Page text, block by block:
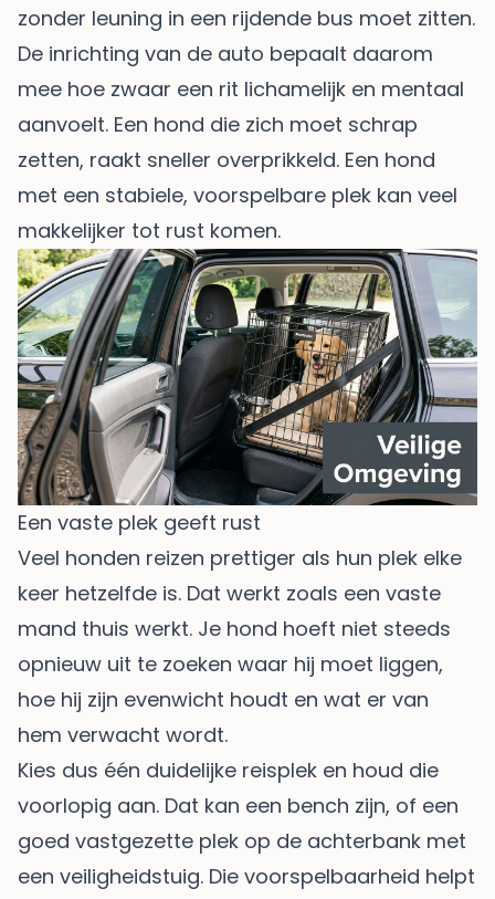
zonder leuning in een rijdende bus moet zitten.
De inrichting van de auto bepaalt daarom
mee hoe zwaar een rit lichamelijk en mentaal
aanvoelt. Een hond die zich moet schrap
zetten, raakt sneller overprikkeld. Een hond
met een stabiele, voorspelbare plek kan veel
makkelijker tot rust komen.
Een vaste plek geeft rust
Veel honden reizen prettiger als hun plek elke
keer hetzelfde is. Dat werkt zoals een vaste
mand thuis werkt. Je hond hoeft niet steeds
opnieuw uit te zoeken waar hij moet liggen,
hoe hij zijn evenwicht houdt en wat er van
hem verwacht wordt.
Kies dus één duidelijke reisplek en houd die
voorlopig aan. Dat kan een bench zijn, of een
goed vastgezette plek op de achterbank met
een veiligheidstuig. Die voorspelbaarheid helpt